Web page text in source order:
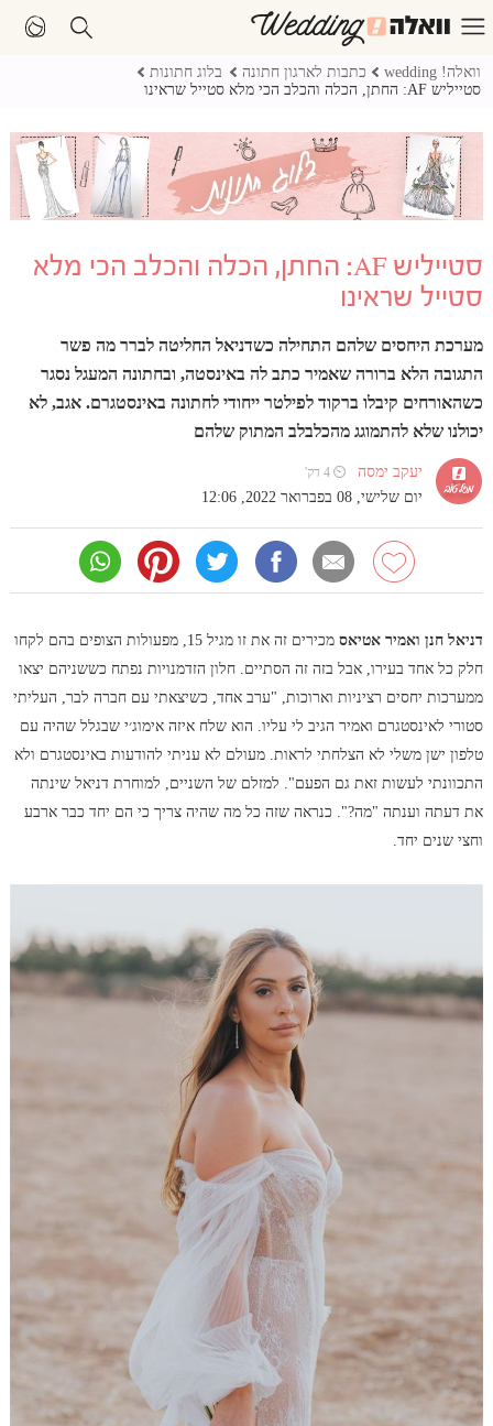
וואלה! wedding כתבות לארגון חתונה
בלוג חתונות
סטייליש AF: החתן, הכלה והכלב הכי מלא סטייל שראינו
סטייליש AF: החתן, הכלה והכלב הכי מלא
סטייל שראינו
מערכת היחסים שלהם התחילה כשדניאל החליטה לברר מה פשר
התגובה הלא ברורה שאמיר כתב לה באינסטה, ובחתונה המעגל נסגר
כשהאורחים קיבלו ברקוד לפילטר ייחודי לחתונה באינסטגרם. אגב, לא
יכולנו שלא להתמוגג מהכלבלב המתוק שלהם
יעקב ימסה ⏲ 4 דק'
יום שלישי, 08 בפברואר 2022, 12:06
דניאל חנן ואמיר אטיאס
מכירים זה את זו מגיל 15, מפעולות הצופים בהם לקחו
חלק כל אחד בעירו, אבל בזה זה הסתיים. חלון הזדמנויות נפתח כששניהם יצאו
ממערכות יחסים רציניות וארוכות, "ערב אחד, כשיצאתי עם חברה לבר, העליתי
סטורי לאינסטגרם ואמיר הגיב לי עליו. הוא שלח איזה אימוג׳י שבגלל שהיה עם
טלפון ישן משלי לא הצלחתי לראות. מעולם לא עניתי להודעות באינסטגרם ולא
התכוונתי לעשות זאת גם הפעם". למזלם של השניים, למוחרת דניאל שינתה
את דעתה וענתה "מה?". כנראה שזה כל מה שהיה צריך כי הם יחד כבר ארבע
וחצי שנים יחד.